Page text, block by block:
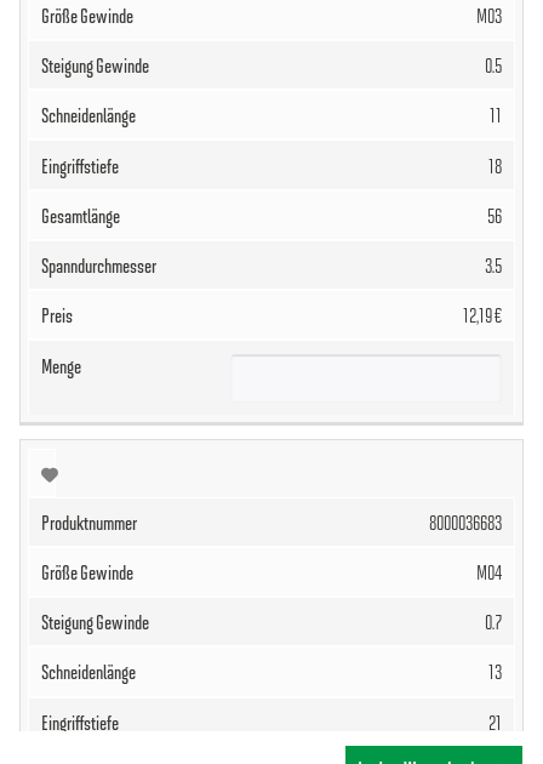
M03
0.5
11
18
56
3.5
12,19 €
8000036683
M04
0.7
13
21